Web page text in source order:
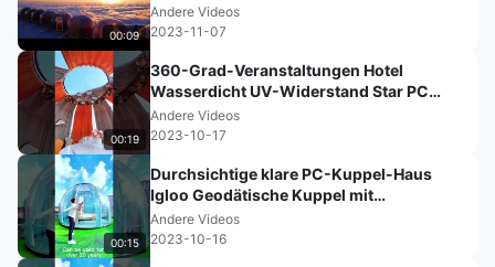
00:09
Andere Videos
2023-11-07
00:19
360-Grad-Veranstaltungen Hotel
Wasserdicht UV-Widerstand Star PC
Glamping Igloo Geodätische Kuppeln
Haus
Andere Videos
2023-10-17
00:15
Durchsichtige klare PC-Kuppel-Haus
Igloo Geodätische Kuppel mit
Aluminiumrahmen
Andere Videos
2023-10-16